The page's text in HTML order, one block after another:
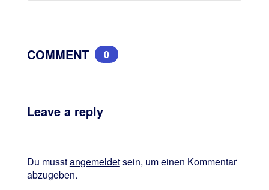
COMMENT 0
Leave a reply
Du musstangemeldetsein, um einen Kommentar
abzugeben.